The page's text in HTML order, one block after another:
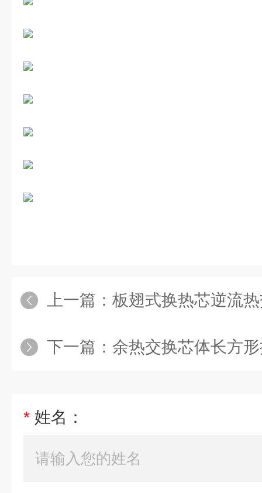
上一篇： 板翅式换热芯逆流
下一篇： 余热交换芯体长方
* 姓名：